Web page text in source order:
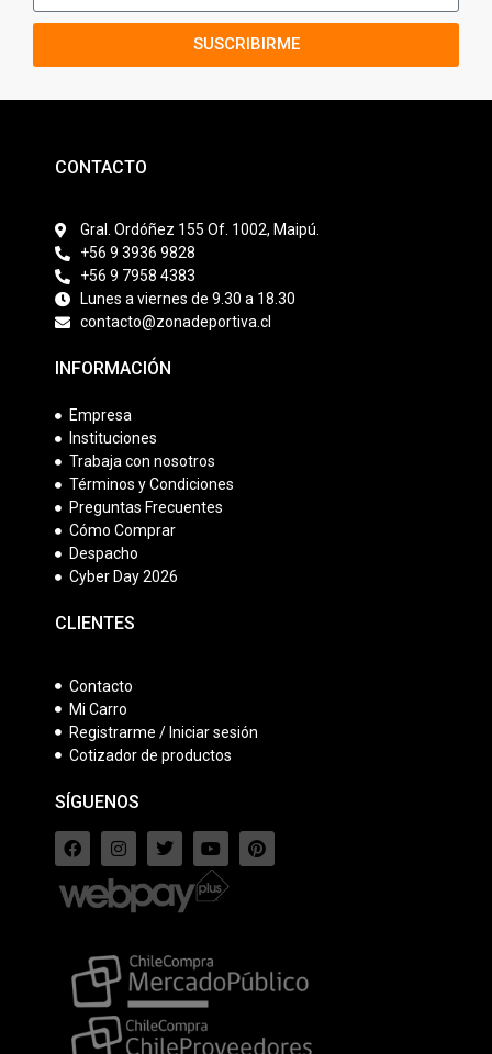
SUSCRIBIRME
CONTACTO
Gral. Ordóñez 155 Of. 1002, Maipú.
+56 9 3936 9828
+56 9 7958 4383
Lunes a viernes de 9.30 a 18.30
contacto@zonadeportiva.cl
INFORMACIÓN
Empresa
Instituciones
Trabaja con nosotros
Términos y Condiciones
Preguntas Frecuentes
Cómo Comprar
Despacho
Cyber Day 2026
CLIENTES
Contacto
Mi Carro
Registrarme / Iniciar sesión
Cotizador de productos
SÍGUENOS